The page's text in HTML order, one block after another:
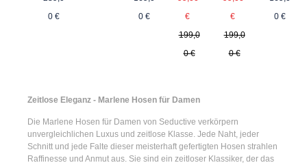
0 €
0 €
€
Regulärer Preis:
199,0
0 €
€
Regulärer Preis:
199,0
0 €
0 €
Zeitlose Eleganz - Marlene Hosen für Damen
Die Marlene Hosen für Damen von Seductive verkörpern
unvergleichlichen Luxus und zeitlose Klasse. Jede Naht, jeder
Schnitt und jede Falte dieser meisterhaft gefertigten Hosen strahlen
Raffinesse und Anmut aus. Sie sind ein zeitloser Klassiker, der das